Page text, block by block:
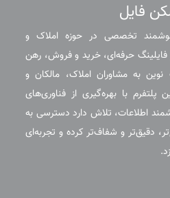
فایل
تخصصی در حوزه املاک و
حرفه‌ای، خرید و فروش، رهن
به مشاوران املاک، مالکان و
پلتفرم با بهره‌گیری از فناوری‌های
اطلاعات، تلاش دارد دسترسی به
دقیق‌تر و شفاف‌تر کرده و تجربه‌ای